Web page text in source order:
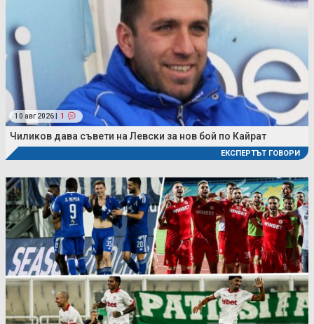
10 авг 2026 | 1
Чиликов дава съвети на Левски за нов бой по Кайрат
ЕКСПЕРТЪТ ГОВОРИ